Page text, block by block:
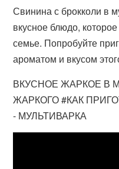
Свинина с брокколи в
вкусное блюдо,
семье. Попробуйте
ароматом и вкусом
ВКУСНОЕ ЖАРКОЕ В
ЖАРКОГО #КАК
- МУЛЬТИВАРКА